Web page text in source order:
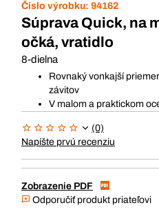
Číslo výrobku: 94162
Súprava Quick, na
očká, vratidlo
8-dielna
Rovnaký vonkajší
závitov
V malom a praktickom
(0)
Napíšte prvú recenziu
Zobrazenie PDF
Odporučiť produkt priateľovi